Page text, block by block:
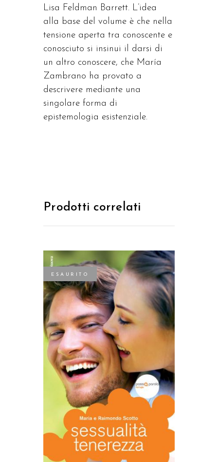
Lisa Feldman Barrett. L’idea
alla base del volume è che nella
tensione aperta tra conoscente e
conosciuto si insinui il darsi di
un altro conoscere, che María
Zambrano ha provato a
descrivere mediante una
singolare forma di
epistemologia esistenziale.
Prodotti correlati
ESAURITO
LEGGI TUTTO